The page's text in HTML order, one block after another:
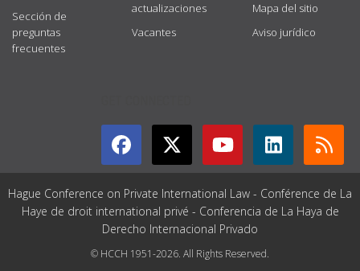
Sección de
preguntas
frecuentes
actualizaciones
Vacantes
Mapa del sitio
Aviso jurídico
Hague Conference on Private International Law - Conférence de La
Haye de droit international privé - Conferencia de La Haya de
Derecho Internacional Privado
© HCCH 1951-2026. All Rights Reserved.